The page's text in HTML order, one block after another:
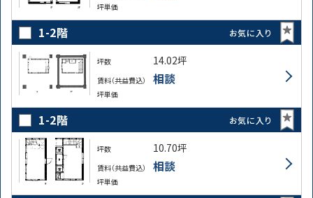
坪単価
1-2階 お気に入り
坪数 14.02坪
賃料（共益費込） 相談
坪単価
1-2階 お気に入り
坪数 10.70坪
賃料（共益費込） 相談
坪単価